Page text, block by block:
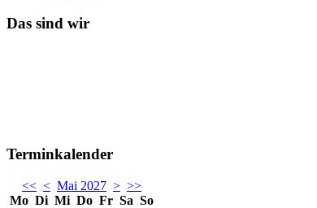
Das sind wir
Terminkalender
<< < Mai 2027 > >>
Mo Di Mi Do Fr Sa So